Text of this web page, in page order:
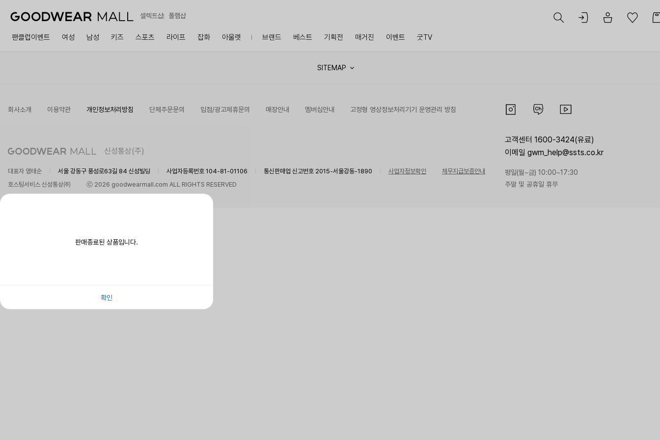
셀렉트샵 폴햄샵
팬클럽이벤트 여성 남성 키즈 스포츠 라이프 잡화 아울렛 브랜드 베스트 기획전 매거진 이벤트 굿TV
판매종료된 상품입니다.
확인
SITEMAP
회사소개 이용약관 개인정보처리방침 단체주문문의 입점/광고제휴문의 매장안내 멤버십안내 고정형 영상정보처리기기 운영관리 방침
신성통상(주)
대표자 염태순 서울 강동구 풍성로63길 84 신성빌딩 사업자등록번호 104-81-01106 통신판매업 신고번호 2015-서울강동-1890 사업자정보확인
채무지급보증안내
호스팅서비스 신성통상㈜
ⓒ 2026 goodwearmall.com ALL RIGHTS RESERVED
고객센터 1600-3424(유료)
이메일 gwm_help@ssts.co.kr
평일(월~금) 10:00~17:30
주말 및 공휴일 휴무